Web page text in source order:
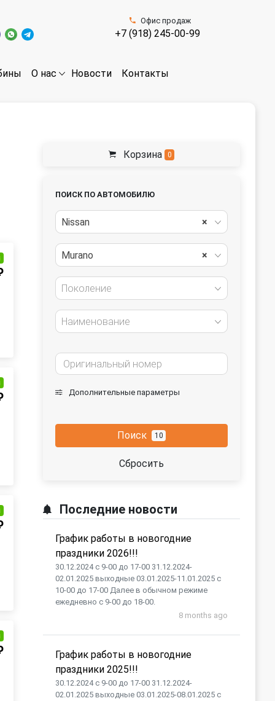
Офис продаж
+7 (918) 245-00-99
О нас Новости Контакты
Корзина 0
ПОИСК ПО АВТОМОБИЛЮ
×
Nissan
×
Murano
Поколение
Наименование
Дополнительные параметры
Поиск 10
Сбросить
Последние новости
График работы в новогодние
праздники 2026!!!
30.12.2024 с 9-00 до 17-00 31.12.2024-
02.01.2025 выходные 03.01.2025-11.01.2025 с
10-00 до 17-00 Далее в обычном режиме
ежедневно с 9-00 до 18-00.
8 months ago
График работы в новогодние
праздники 2025!!!
30.12.2024 с 9-00 до 17-00 31.12.2024-
02.01.2025 выходные 03.01.2025-08.01.2025 с